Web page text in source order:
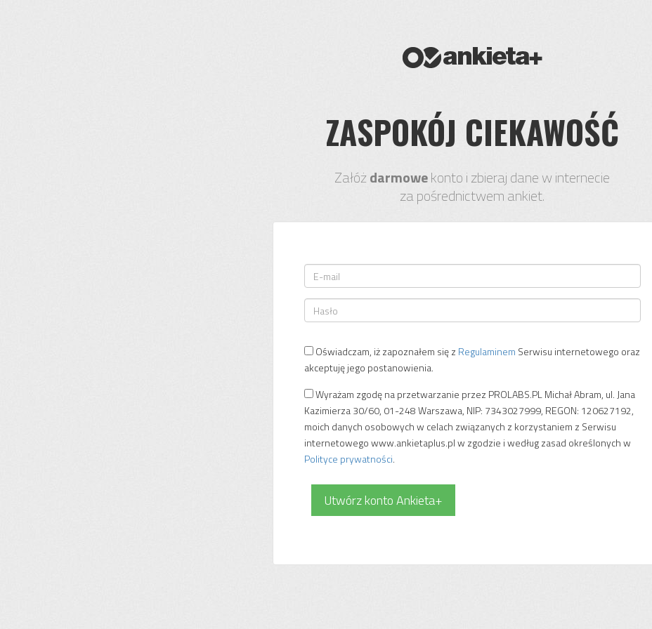
ZASPOKÓJ CIEKAWOŚĆ
Załóżdarmowekonto i zbieraj dane w internecie
za pośrednictwem ankiet.
Oświadczam, iż zapoznałem się z Regulaminem Serwisu internetowego oraz
akceptuję jego postanowienia.
Wyrażam zgodę na przetwarzanie przez PROLABS.PL Michał Abram, ul. Jana
Kazimierza 30/60, 01-248 Warszawa, NIP: 7343027999, REGON: 120627192,
moich danych osobowych w celach związanych z korzystaniem z Serwisu
internetowego www.ankietaplus.pl w zgodzie i według zasad określonych w
Polityce prywatności.